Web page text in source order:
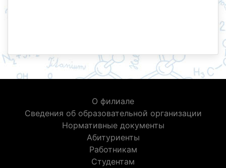
О филиале
Сведения об образовательной организации
Нормативные документы
Абитуриенты
Работникам
Студентам